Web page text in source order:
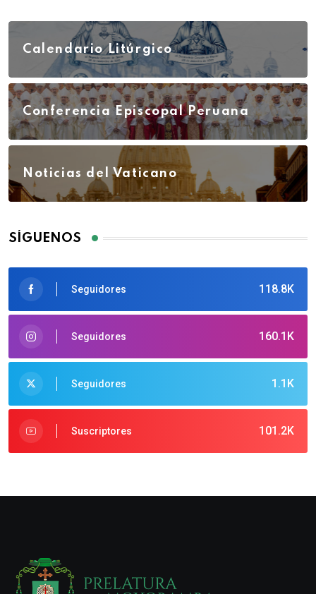
Calendario Litúrgico
Conferencia Episcopal Peruana
Noticias del Vaticano
SÍGUENOS
118.8K
Seguidores
160.1K
Seguidores
1.1K
Seguidores
101.2K
Suscriptores